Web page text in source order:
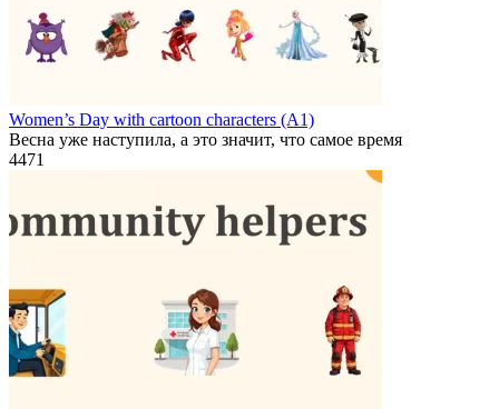
Women’s Day with cartoon characters (A1)
Весна уже наступила, а это значит, что самое время
4471